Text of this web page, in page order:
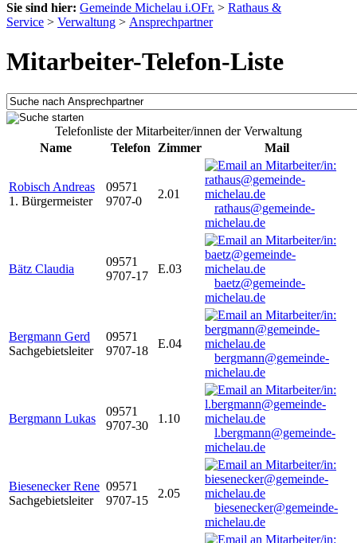
Sie sind hier: Gemeinde Michelau i.OFr. > Rathaus &
Service > Verwaltung > Ansprechpartner
Mitarbeiter-Telefon-Liste
Telefonliste der Mitarbeiter/innen der Verwaltung
Name
Telefon Zimmer Mail
Robisch Andreas
1. Bürgermeister
09571
9707-0
2.01
rathaus@gemeinde-
michelau.de
Bätz Claudia
09571
9707-17
E.03
baetz@gemeinde-
michelau.de
Bergmann Gerd
Sachgebietsleiter
09571
9707-18
E.04
bergmann@gemeinde-
michelau.de
Bergmann Lukas
09571
9707-30
1.10
l.bergmann@gemeinde-
michelau.de
Biesenecker Rene
Sachgebietsleiter
09571
9707-15
2.05
biesenecker@gemeinde-
michelau.de